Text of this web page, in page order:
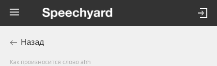
Назад
Как произносится слово ahh